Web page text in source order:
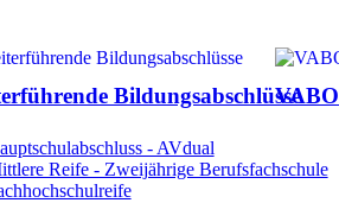
Bildungsabschlüsse
- AVdual
Reife - Zweijährige Berufsfachschule
VABO